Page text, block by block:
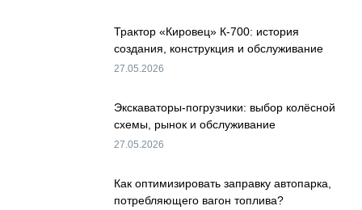
Трактор «Кировец» К-700: история
создания, конструкция и обслуживание
27.05.2026
Экскаваторы-погрузчики: выбор колёсной
схемы, рынок и обслуживание
27.05.2026
Как оптимизировать заправку автопарка,
потребляющего вагон топлива?